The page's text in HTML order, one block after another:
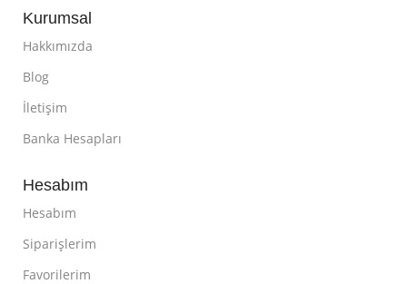
Kurumsal
Hakkımızda
Blog
İletişim
Banka Hesapları
Hesabım
Hesabım
Siparişlerim
Favorilerim